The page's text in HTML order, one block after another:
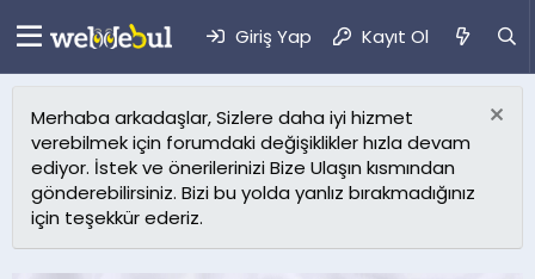
Giriş Yap Kayıt Ol
Merhaba arkadaşlar, Sizlere daha iyi hizmet
verebilmek için forumdaki değişiklikler hızla devam
ediyor. İstek ve önerilerinizi Bize Ulaşın kısmından
gönderebilirsiniz. Bizi bu yolda yanlız bırakmadığınız
için teşekkür ederiz.